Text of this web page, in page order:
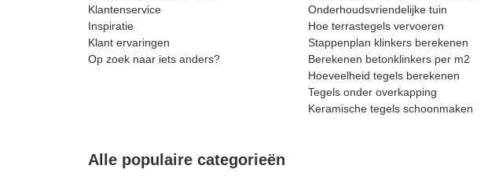
Klantenservice
Inspiratie
Klant ervaringen
Op zoek naar iets anders?
Onderhoudsvriendelijke tuin
Hoe terrastegels vervoeren
Stappenplan klinkers berekenen
Berekenen betonklinkers per m2
Hoeveelheid tegels berekenen
Tegels onder overkapping
Keramische tegels schoonmaken
Alle populaire categorieën